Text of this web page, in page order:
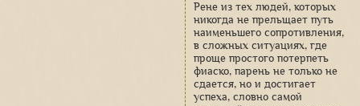
Рене из тех людей, которых
никогда не прельщает путь
наименьшего сопротивления,
в сложных ситуациях, где
проще простого потерпеть
фиаско, парень не только не
сдается, но и достигает
успеха, словно самой